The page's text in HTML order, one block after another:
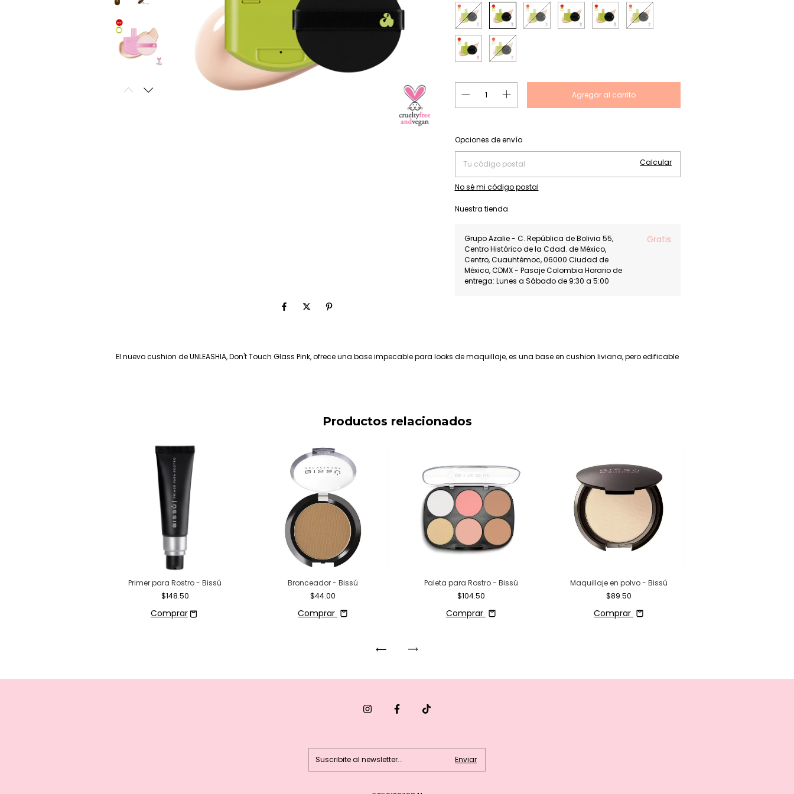
Entregas para el CP:
Opciones de envío
Calcular
No sé mi código postal
Nuestra tienda
Grupo Azalie - C. República de Bolivia 55,
Centro Histórico de la Cdad. de México,
Centro, Cuauhtémoc, 06000 Ciudad de
México, CDMX - Pasaje Colombia Horario de
entrega: Lunes a Sábado de 9:30 a 5:00
Gratis
El nuevo cushion de UNLEASHIA, Don't Touch Glass Pink, ofrece una base impecable para looks de maquillaje, es una base en cushion liviana, pero edificable
Productos relacionados
Primer para Rostro - Bissú
$148.50
Bronceador - Bissú
$44.00
Comprar
Paleta para Rostro - Bissú
$104.50
Comprar
Maquillaje en polvo - Bissú
$89.50
Comprar